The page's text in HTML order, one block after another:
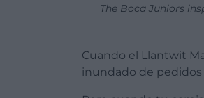
The Boca Juniors
Cuando el Llantwit
inundado de pedidos